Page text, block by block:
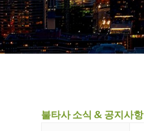
불타사 소식 & 공지사항